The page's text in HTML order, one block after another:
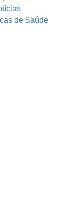
de Saúde